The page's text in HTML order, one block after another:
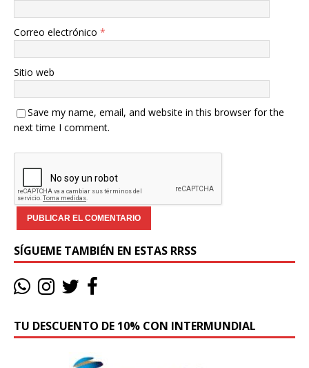
Correo electrónico *
Sitio web
Save my name, email, and website in this browser for the
next time I comment.
SÍGUEME TAMBIÉN EN ESTAS RRSS
TU DESCUENTO DE 10% CON INTERMUNDIAL